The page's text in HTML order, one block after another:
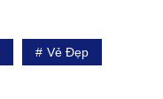
Vẻ Đẹp